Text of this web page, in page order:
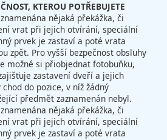
KTEROU POTŘEBUJETE
nějaká překážka, či
vrat při jejich otvírání, speciální
prvek je zastaví a poté vrata
zpět. Pro vyšší bezpečnost obsluhy
možné si přiobjednat fotobuňku,
zastavení dveří a jejich
chod do pozice, v níž žádný
předmět zaznamenán nebyl.
nějaká překážka, či
vrat při jejich otvírání, speciální
prvek je zastaví a poté vrata